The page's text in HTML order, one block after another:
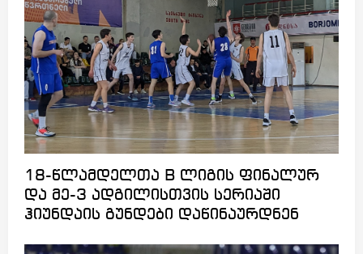
18-წლამდელთა B ლიგის ფინალურ
და მე-3 ადგილისთვის სერიაში
ჰიუნდაის გუნდები დაწინაურდნენ